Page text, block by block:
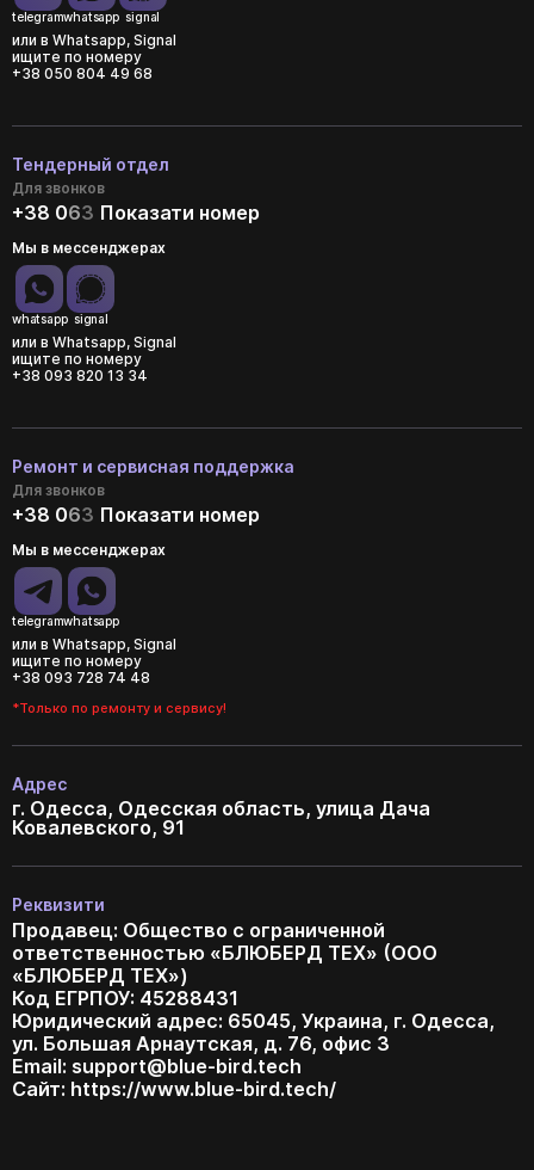
telegramwhatsapp signal
или в Whatsapp, Signal
ищите по номеру
+38 050 804 49 68
Тендерный отдел
Для звонков
+38 063 Показати номер
Мы в мессенджерах
whatsapp signal
или в Whatsapp, Signal
ищите по номеру
+38 093 820 13 34
Ремонт и сервисная поддержка
Для звонков
+38 063 Показати номер
Мы в мессенджерах
telegramwhatsapp
или в Whatsapp, Signal
ищите по номеру
+38 093 728 74 48
*Только по ремонту и сервису!
Адрес
г. Одесса, Одесская область, улица Дача
Ковалевского, 91
Реквизити
Продавец: Общество с ограниченной
ответственностью «БЛЮБЕРД ТЕХ» (ООО
«БЛЮБЕРД ТЕХ»)
Код ЕГРПОУ: 45288431
Юридический адрес: 65045, Украина, г. Одесса,
ул. Большая Арнаутская, д. 76, офис 3
Email: support@blue-bird.tech
Сайт: https://www.blue-bird.tech/